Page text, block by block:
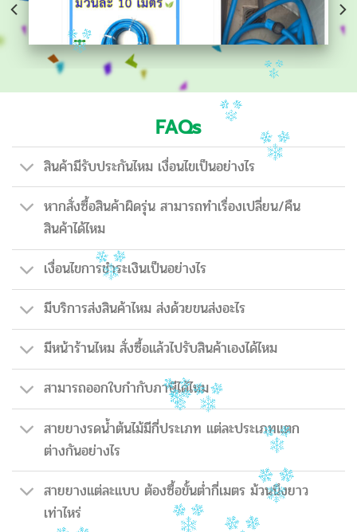
FAQs
สินค้ามีรับประกันไหม เงื่อนไขเป็นอย่างไร
หากสั่งซื้อสินค้าผิดรุ่น สามารถทำเรื่องเปลี่ยน/คืน
สินค้าได้ไหม
เงื่อนไขการชำระเงินเป็นอย่างไร
มีบริการส่งสินค้าไหม ส่งด้วยขนส่งอะไร
มีหน้าร้านไหม สั่งซื้อแล้วไปรับสินค้าเองได้ไหม
สามารถออกใบกำกับภาษีได้ไหม
สายยางรดน้ำต้นไม้มีกี่ประเภท แต่ละประเภทแตก
ต่างกันอย่างไร
สายยางแต่ละแบบ ต้องซื้อขั้นต่ำกี่เมตร ม้วนนึงยาว
เท่าไหร่